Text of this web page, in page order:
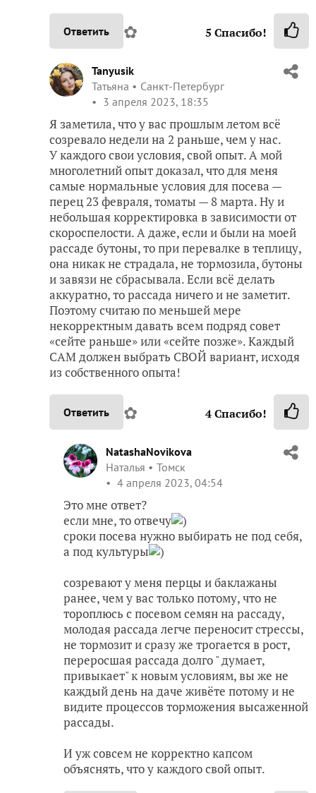
Ответить ✿ 5 Спасибо!
Tanyusik
Татьяна
Санкт-Петербург
3 апреля 2023, 18:35
Я заметила, что у вас прошлым летом всё
созревало недели на 2 раньше, чем у нас.
У каждого свои условия, свой опыт. А мой
многолетний опыт доказал, что для меня
самые нормальные условия для посева —
перец 23 февраля, томаты — 8 марта. Ну и
небольшая корректировка в зависимости от
скороспелости. А даже, если и были на моей
рассаде бутоны, то при перевалке в теплицу,
она никак не страдала, не тормозила, бутоны
и завязи не сбрасывала. Если всё делать
аккуратно, то рассада ничего и не заметит.
Поэтому считаю по меньшей мере
некорректным давать всем подряд совет
«сейте раньше» или «сейте позже». Каждый
САМ должен выбрать СВОЙ вариант, исходя
из собственного опыта!
Ответить ✿ 4Спасибо!
NatashaNovikova
Наталья
Томск
4 апреля 2023, 04:54
Это мне ответ?
если мне, то отвечу
)
сроки посева нужно выбирать не под себя,
а под культуры
)
созревают у меня перцы и баклажаны
ранее, чем у вас только потому, что не
тороплюсь с посевом семян на рассаду,
молодая рассада легче переносит стрессы,
не тормозит и сразу же трогается в рост,
переросшая рассада долго " думает,
привыкает" к новым условиям, вы же не
каждый день на даче живёте потому и не
видите процессов торможения высаженной
рассады.
И уж совсем не корректно капсом
объяснять, что у каждого свой опыт.